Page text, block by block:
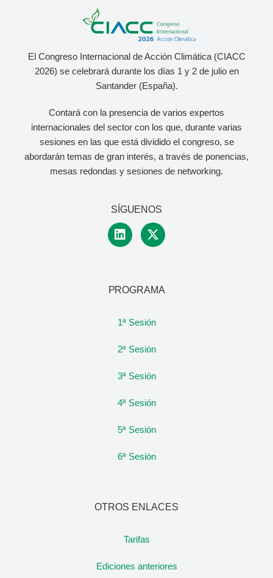
El Congreso Internacional de Acción Climática (CIACC
2026) se celebrará durante los días 1 y 2 de julio en
Santander (España).
Contará con la presencia de varios expertos
internacionales del sector con los que, durante varias
sesiones en las que está dividido el congreso, se
abordarán temas de gran interés, a través de ponencias,
mesas redondas y sesiones de networking.
SÍGUENOS
PROGRAMA
1ª Sesión
2ª Sesión
3ª Sesión
4ª Sesión
5ª Sesión
6ª Sesión
OTROS ENLACES
Tarifas
Ediciones anteriores